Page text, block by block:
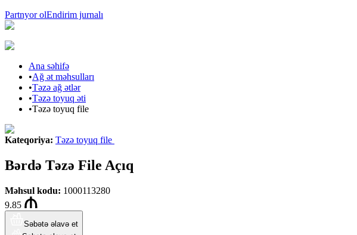
Partnyor olEndirim jurnalı
Ana səhifə
•Ağ ət məhsulları
•Təzə ağ ətlər
•Təzə toyuq əti
•Təzə toyuq file
Kateqoriya: Təzə toyuq file
Bərdə Təzə File Açıq
Məhsul kodu: 1000113280
9.85
Səbətə əlavə et